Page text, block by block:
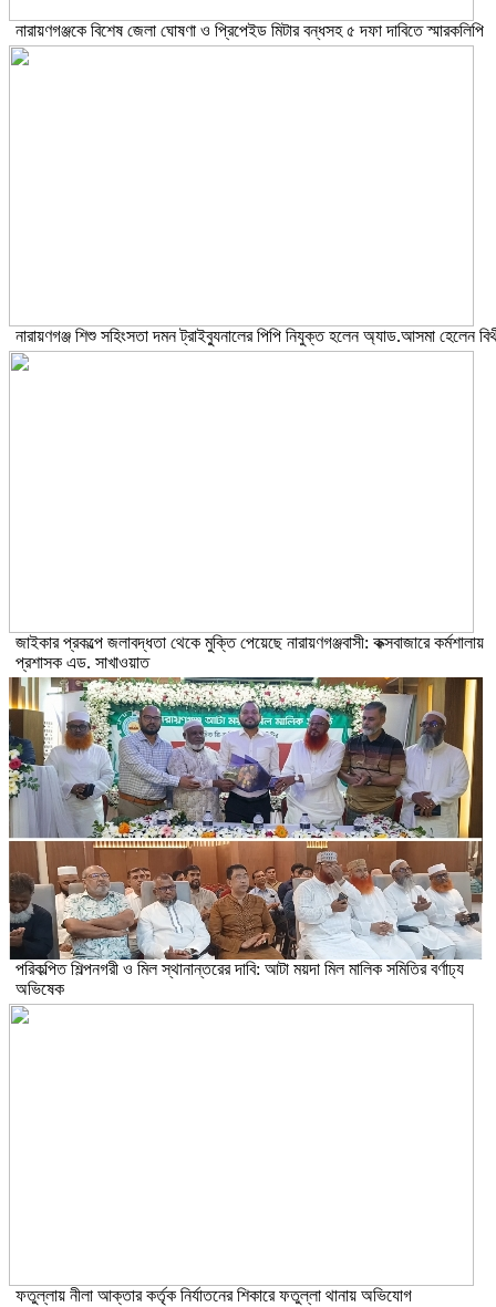
নারায়ণগঞ্জকে বিশেষ জেলা ঘোষণা ও প্রিপেইড মিটার বন্ধসহ ৫ দফা দাবিতে স্মারকলিপি
নারায়ণগঞ্জ শিশু সহিংসতা দমন ট্রাইব্যুনালের পিপি নিযুক্ত হলেন অ্যাড.আসমা হেলেন
জাইকার প্রকল্পে জলাবদ্ধতা থেকে মুক্তি পেয়েছে নারায়ণগঞ্জবাসী: কক্সবাজারে কর্মশালায়
প্রশাসক এড. সাখাওয়াত
পরিকল্পিত শিল্পনগরী ও মিল স্থানান্তরের দাবি: আটা ময়দা মিল মালিক সমিতির বর্ণাঢ্য
অভিষেক
ফতুল্লায় নীলা আক্তার কর্তৃক নির্যাতনের শিকারে ফতুল্লা থানায় অভিযোগ